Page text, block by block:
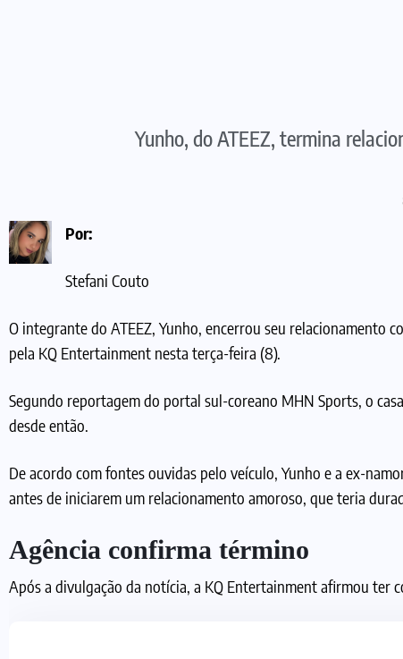
Yunho, do ATEEZ, termina
Por:
Stefani Couto
O integrante do ATEEZ, Yunho, encerrou seu relacionamento
pela KQ Entertainment nesta terça-feira (8).
Segundo reportagem do portal sul-coreano MHN Sports, o
desde então.
De acordo com fontes ouvidas pelo veículo, Yunho e a ex-
antes de iniciarem um relacionamento amoroso, que teria
Agência confirma término
Após a divulgação da notícia, a KQ Entertainment afirmou ter